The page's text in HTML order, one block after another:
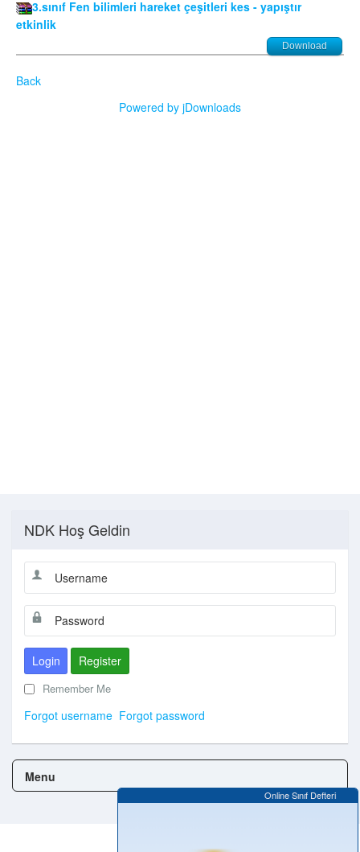
3.sınıf Fen bilimleri hareket çeşitleri kes - yapıştır
etkinlik
Download
Back
Powered by jDownloads
NDK Hoş Geldin
Login Register
Remember Me
Forgot username Forgot password
Menu
Online Sınıf Defteri